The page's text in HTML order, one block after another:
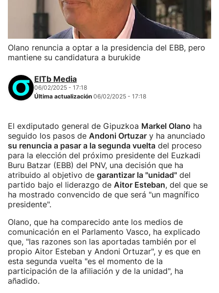
Olano renuncia a optar a la presidencia del EBB, pero
mantiene su candidatura a burukide
EITb Media
06/02/2025 - 17:18
Última actualización 06/02/2025 - 17:18
El exdiputado general de Gipuzkoa Markel Olano ha
seguido los pasos de Andoni Ortuzar y ha anunciado
su renuncia a pasar a la segunda vuelta del proceso
para la elección del próximo presidente del Euzkadi
Buru Batzar (EBB) del PNV, una decisión que ha
atribuido al objetivo de garantizar la "unidad" del
partido bajo el liderazgo de Aitor Esteban, del que se
ha mostrado convencido de que será "un magnífico
presidente".
Olano, que ha comparecido ante los medios de
comunicación en el Parlamento Vasco, ha explicado
que, "las razones son las aportadas también por el
propio Aitor Esteban y Andoni Ortuzar", y es que en
esta segunda vuelta "es el momento de la
participación de la afiliación y de la unidad", ha
añadido.